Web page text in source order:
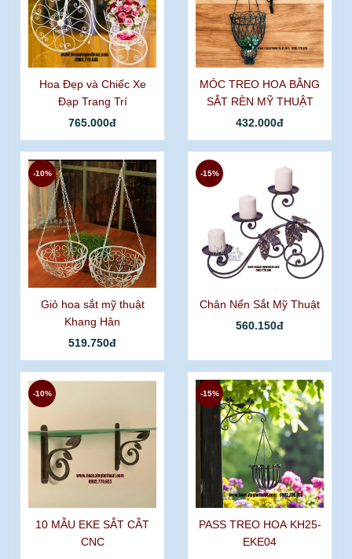
Hoa Đẹp và Chiếc Xe
Đạp Trang Trí
765.000đ
MÓC TREO HOA BẰNG
SẮT RÈN MỸ THUẬT
432.000đ
Giỏ hoa sắt mỹ thuật
Khang Hân
519.750đ
-10%
Chân Nến Sắt Mỹ Thuật
560.150đ
-15%
10 MẪU EKE SẮT CẮT
CNC
-10%
PASS TREO HOA KH25-
EKE04
-15%